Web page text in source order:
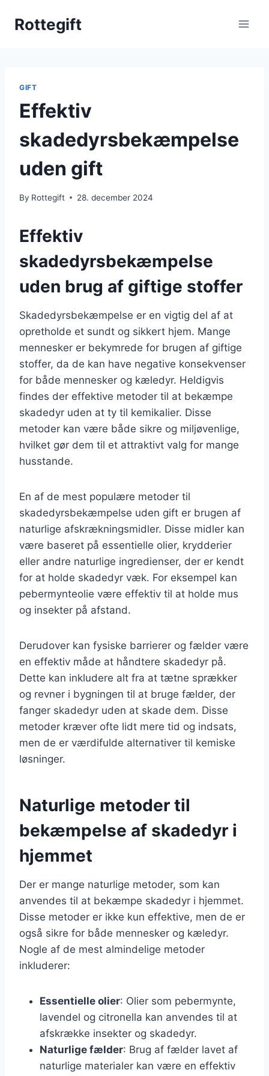
Rottegift
GIFT
Effektiv
skadedyrsbekæmpelse
uden gift
By Rottegift 28. december 2024
Effektiv
skadedyrsbekæmpelse
uden brug af giftige stoffer
Skadedyrsbekæmpelse er en vigtig del af at
opretholde et sundt og sikkert hjem. Mange
mennesker er bekymrede for brugen af giftige
stoffer, da de kan have negative konsekvenser
for både mennesker og kæledyr. Heldigvis
findes der effektive metoder til at bekæmpe
skadedyr uden at ty til kemikalier. Disse
metoder kan være både sikre og miljøvenlige,
hvilket gør dem til et attraktivt valg for mange
husstande.
En af de mest populære metoder til
skadedyrsbekæmpelse uden gift er brugen af
naturlige afskrækningsmidler. Disse midler kan
være baseret på essentielle olier, krydderier
eller andre naturlige ingredienser, der er kendt
for at holde skadedyr væk. For eksempel kan
pebermynteolie være effektiv til at holde mus
og insekter på afstand.
Derudover kan fysiske barrierer og fælder være
en effektiv måde at håndtere skadedyr på.
Dette kan inkludere alt fra at tætne sprækker
og revner i bygningen til at bruge fælder, der
fanger skadedyr uden at skade dem. Disse
metoder kræver ofte lidt mere tid og indsats,
men de er værdifulde alternativer til kemiske
løsninger.
Naturlige metoder til
bekæmpelse af skadedyr i
hjemmet
Der er mange naturlige metoder, som kan
anvendes til at bekæmpe skadedyr i hjemmet.
Disse metoder er ikke kun effektive, men de er
også sikre for både mennesker og kæledyr.
Nogle af de mest almindelige metoder
inkluderer:
Essentielle olier: Olier som pebermynte,
lavendel og citronella kan anvendes til at
afskrække insekter og skadedyr.
Naturlige fælder: Brug af fælder lavet af
naturlige materialer kan være en effektiv